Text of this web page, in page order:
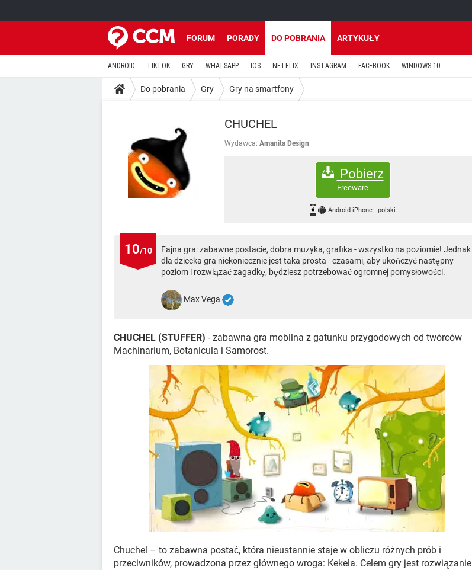
FORUM PORADY DO POBRANIA ARTYKUŁY
ANDROID TIKTOK GRY WHATSAPP IOS NETFLIX INSTAGRAM FACEBOOK WINDOWS 10
Do pobrania Gry Gry na smartfony
CHUCHEL
Wydawca: Amanita Design
Pobierz
Freeware
Android iPhone-polski
10/10
Fajna gra: zabawne postacie, dobra muzyka, grafika - wszystko na poziomie! Jednak
dla dziecka gra niekoniecznie jest taka prosta - czasami, aby ukończyć następny
poziom i rozwiązać zagadkę, będziesz potrzebować ogromnej pomysłowości.
Max Vega
CHUCHEL (STUFFER) - zabawna gra mobilna z gatunku przygodowych od twórców
Machinarium, Botanicula i Samorost.
Chuchel – to zabawna postać, która nieustannie staje w obliczu różnych prób i
przeciwników, prowadzona przez głównego wroga: Kekela. Celem gry jest rozwiązanie